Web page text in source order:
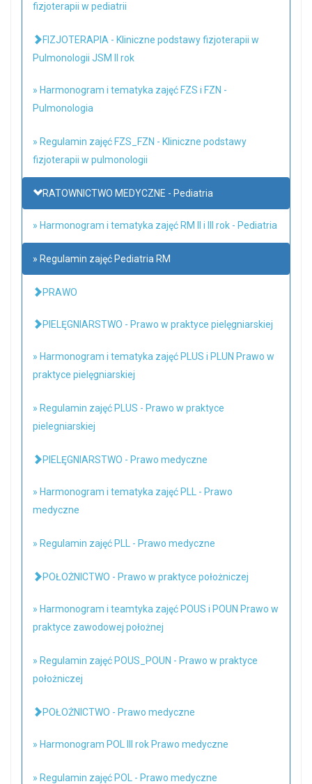
fizjoterapii w pediatrii
FIZJOTERAPIA - Kliniczne podstawy fizjoterapii w
Pulmonologii JSM II rok
» Harmonogram i tematyka zajęć FZS i FZN -
Pulmonologia
» Regulamin zajęć FZS_FZN - Kliniczne podstawy
fizjoterapii w pulmonologii
RATOWNICTWO MEDYCZNE - Pediatria
» Harmonogram i tematyka zajęć RM II i III rok - Pediatria
» Regulamin zajęć Pediatria RM
PRAWO
PIELĘGNIARSTWO - Prawo w praktyce pielęgniarskiej
» Harmonogram i tematyka zajęć PLUS i PLUN Prawo w
praktyce pielęgniarskiej
» Regulamin zajęć PLUS - Prawo w praktyce
pielegniarskiej
PIELĘGNIARSTWO - Prawo medyczne
» Harmonogram i tematyka zajęć PLL - Prawo
medyczne
» Regulamin zajęć PLL - Prawo medyczne
POŁOŻNICTWO - Prawo w praktyce położniczej
» Harmonogram i teamtyka zajęć POUS i POUN Prawo w
praktyce zawodowej położnej
» Regulamin zajęć POUS_POUN - Prawo w praktyce
położniczej
POŁOŻNICTWO - Prawo medyczne
» Harmonogram POL III rok Prawo medyczne
» Regulamin zajęć POL - Prawo medyczne